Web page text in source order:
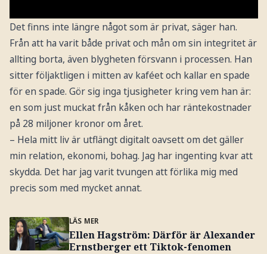
Det finns inte längre något som är privat, säger han.
Från att ha varit både privat och mån om sin integritet är
allting borta, även blygheten försvann i processen. Han
sitter följaktligen i mitten av kaféet och kallar en spade
för en spade. Gör sig inga tjusigheter kring vem han är:
en som just muckat från kåken och har räntekostnader
på 28 miljoner kronor om året.
– Hela mitt liv är utflängt digitalt oavsett om det gäller
min relation, ekonomi, bohag. Jag har ingenting kvar att
skydda. Det har jag varit tvungen att förlika mig med
precis som med mycket annat.
LÄS MER
Ellen Hagström: Därför är Alexander
Ernstberger ett Tiktok-fenomen